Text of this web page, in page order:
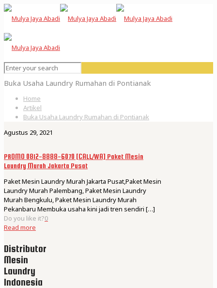
Buka Usaha Laundry Rumahan di Pontianak
Home
Artikel
Buka Usaha Laundry Rumahan di Pontianak
Agustus 29, 2021
PROMO 0812-8888-6070 [CALL/WA] Paket Mesin
Laundry Murah Jakarta Pusat
Paket Mesin Laundry Murah Jakarta Pusat,Paket Mesin
Laundry Murah Palembang, Paket Mesin Laundry
Murah Bengkulu, Paket Mesin Laundry Murah
Pekanbaru Membuka usaha kini jadi tren sendiri […]
Do you like it?0
Read more
Distributor
Mesin
Laundry
Indonesia